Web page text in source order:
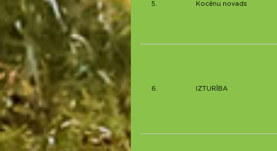
5. Kocēnu novads
6. IZTURĪBA